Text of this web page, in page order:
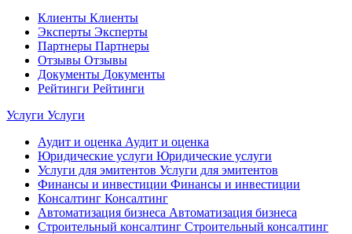
Клиенты Клиенты
Эксперты Эксперты
Партнеры Партнеры
Отзывы Отзывы
Документы Документы
Рейтинги Рейтинги
Услуги Услуги
Аудит и оценка Аудит и оценка
Юридические услуги Юридические услуги
Услуги для эмитентов Услуги для эмитентов
Финансы и инвестиции Финансы и инвестиции
Консалтинг Консалтинг
Автоматизация бизнеса Автоматизация бизнеса
Строительный консалтинг Строительный консалтинг